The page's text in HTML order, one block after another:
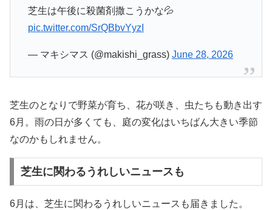
芝生は午後に殺菌剤撒こうかな💦
pic.twitter.com/SrQBbvYyzI
— マキシマス (@makishi_grass) June 28, 2026
芝生のとなりで野菜が育ち、花が咲き、虫たちも動き出す
6月。雨の日が多くても、庭の変化はいちばん大きい季節
なのかもしれません。
芝生に関わるうれしいニュースも
6月は、芝生に関わるうれしいニュースも届きました。